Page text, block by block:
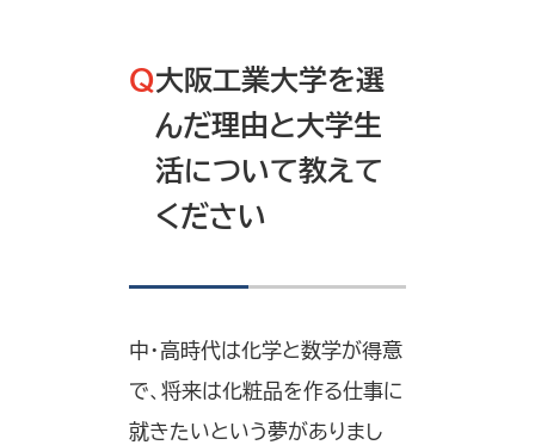
Q大阪工業大学を選
んだ理由と大学生
活について教えて
ください
中・高時代は化学と数学が得意
で、将来は化粧品を作る仕事に
就きたいという夢がありまし